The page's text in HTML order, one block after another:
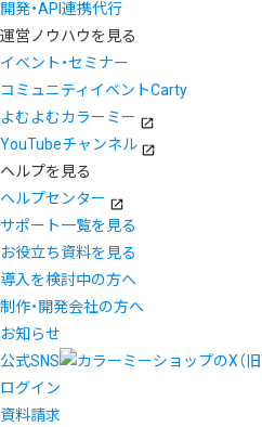
開発・API連携代行
運営ノウハウを見る
イベント・セミナー
コミュニティイベントCarty
よむよむカラーミー
YouTubeチャンネル
ヘルプを見る
ヘルプセンター
サポート一覧を見る
お役立ち資料を見る
導入を検討中の方へ
制作・開発会社の方へ
お知らせ
公式SNS
ログイン
資料請求